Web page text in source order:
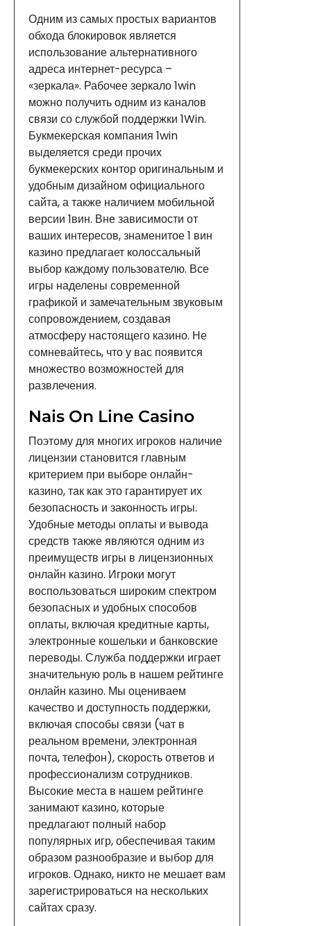
Одним из самых простых вариантов
обхода блокировок является
использование альтернативного
адреса интернет-ресурса –
«зеркала». Рабочее зеркало 1win
можно получить одним из каналов
связи со службой поддержки 1Win.
Букмекерская компания 1win
выделяется среди прочих
букмекерских контор оригинальным и
удобным дизайном официального
сайта, а также наличием мобильной
версии 1вин. Вне зависимости от
ваших интересов, знаменитое 1 вин
казино предлагает колоссальный
выбор каждому пользователю. Все
игры наделены современной
графикой и замечательным звуковым
сопровождением, создавая
атмосферу настоящего казино. Не
сомневайтесь, что у вас появится
множество возможностей для
развлечения.
Nais On Line Casino
Поэтому для многих игроков наличие
лицензии становится главным
критерием при выборе онлайн-
казино, так как это гарантирует их
безопасность и законность игры.
Удобные методы оплаты и вывода
средств также являются одним из
преимуществ игры в лицензионных
онлайн казино. Игроки могут
воспользоваться широким спектром
безопасных и удобных способов
оплаты, включая кредитные карты,
электронные кошельки и банковские
переводы. Служба поддержки играет
значительную роль в нашем рейтинге
онлайн казино. Мы оцениваем
качество и доступность поддержки,
включая способы связи (чат в
реальном времени, электронная
почта, телефон), скорость ответов и
профессионализм сотрудников.
Высокие места в нашем рейтинге
занимают казино, которые
предлагают полный набор
популярных игр, обеспечивая таким
образом разнообразие и выбор для
игроков. Однако, никто не мешает вам
зарегистрироваться на нескольких
сайтах сразу.